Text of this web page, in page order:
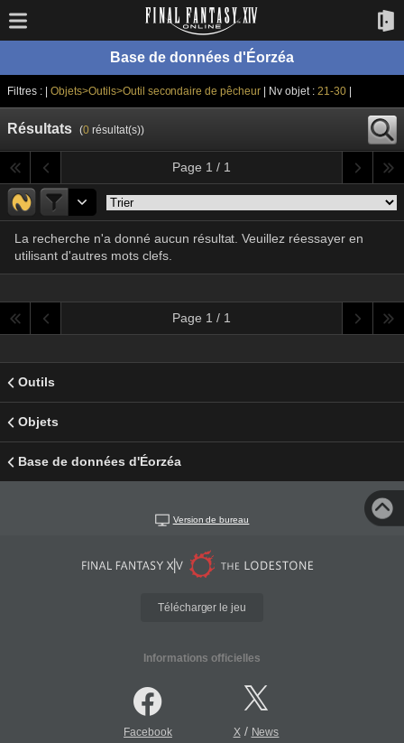
Base de données d'Éorzéa
Filtres : | Objets>Outils>Outil secondaire de pêcheur | Nv objet :21-30|
Résultats (0résultat(s))
Page 1 / 1
La recherche n'a donné aucun résultat. Veuillez réessayer en
utilisant d'autres mots clefs.
Page 1 / 1
Outils
Objets
Base de données d'Éorzéa
Version de bureau
Télécharger le jeu
Informations officielles
Facebook X/ News